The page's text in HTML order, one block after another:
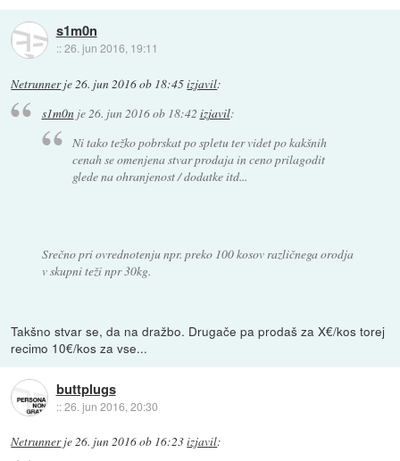
s1m0n
::26. jun 2016, 19:11
Netrunnerje26. jun 2016 ob 18:45izjavil:
s1m0nje26. jun 2016 ob 18:42 izjavil:
Ni tako težko pobrskat po spletu ter videt po kakšnih
cenah se omenjena stvar prodaja in ceno prilagodit
glede na ohranjenost / dodatke itd...
Srečno pri ovrednotenju npr. preko 100 kosov različnega orodja
v skupni teži npr 30kg.
Takšno stvar se, da na dražbo. Drugače pa prodaš za X€/kos torej
recimo 10€/kos za vse...
buttplugs
::26. jun 2016, 20:30
Netrunnerje26. jun 2016 ob 16:23izjavil: